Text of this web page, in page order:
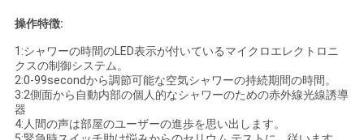
ラ
イ
バ
シ
操作特徴:
1:シャワーの時間のLED表示が付いているマイクロエレクトロニ
クスの制御システム。
2:0-99secondから調節可能な空気シャワーの持続期間の時間。
3:2側面から自動内部の個人的なシャワーのための赤外線光線誘導
器
4:人間の声は部屋のユーザーの進歩を思い出します。